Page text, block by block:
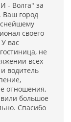
- Волга" за
Ваш город
своего
вас
не
всех
водитель
отношения,
большое
Спасибо